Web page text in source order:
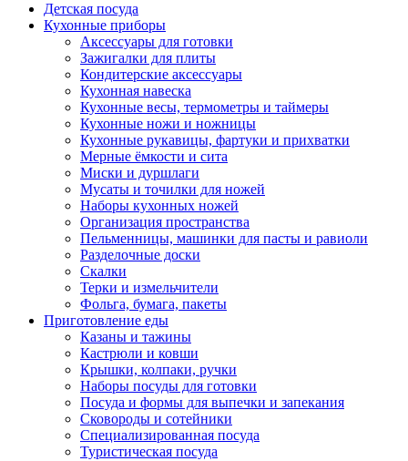
Детская посуда
Кухонные приборы
Аксессуары для готовки
Зажигалки для плиты
Кондитерские аксессуары
Кухонная навеска
Кухонные весы, термометры и таймеры
Кухонные ножи и ножницы
Кухонные рукавицы, фартуки и прихватки
Мерные ёмкости и сита
Миски и дуршлаги
Мусаты и точилки для ножей
Наборы кухонных ножей
Организация пространства
Пельменницы, машинки для пасты и равиоли
Разделочные доски
Скалки
Терки и измельчители
Фольга, бумага, пакеты
Приготовление еды
Казаны и тажины
Кастрюли и ковши
Крышки, колпаки, ручки
Наборы посуды для готовки
Посуда и формы для выпечки и запекания
Сковороды и сотейники
Специализированная посуда
Туристическая посуда